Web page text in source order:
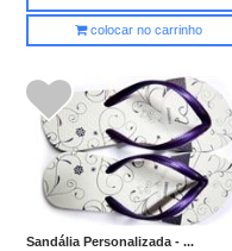
colocar no carrinho
Sandália Personalizada - ...